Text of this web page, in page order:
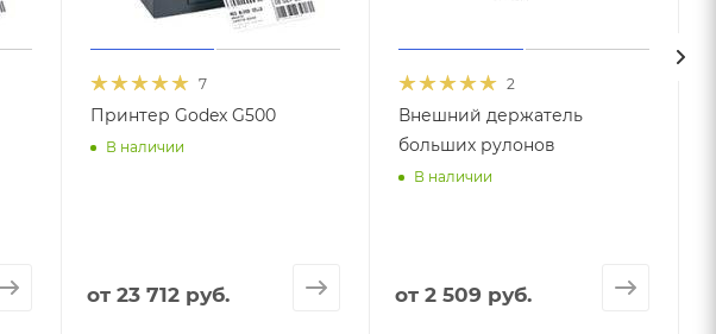
7
Принтер Godex G500
В наличии
от 23 712 руб.
2
Внешний держатель
больших рулонов
В наличии
от2 509 руб.